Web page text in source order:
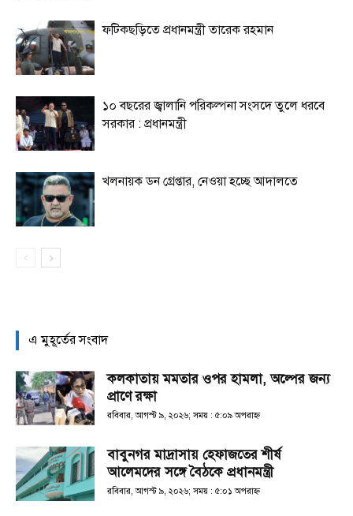
ফটিকছড়িতে প্রধানমন্ত্রী তারেক রহমান
১০ বছরের জ্বালানি পরিকল্পনা সংসদে তুলে ধরবে
সরকার : প্রধানমন্ত্রী
খলনায়ক ডন গ্রেপ্তার, নেওয়া হচ্ছে আদালতে
এ মুহূর্তের সংবাদ
কলকাতায় মমতার ওপর হামলা, অল্পের জন্য
প্রাণে রক্ষা
রবিবার, আগস্ট ৯, ২০২৬; সময় : ৫:০৯ অপরাহ্ণ
বাবুনগর মাদ্রাসায় হেফাজতের শীর্ষ
আলেমদের সঙ্গে বৈঠকে প্রধানমন্ত্রী
রবিবার, আগস্ট ৯, ২০২৬; সময় : ৫:০১ অপরাহ্ণ